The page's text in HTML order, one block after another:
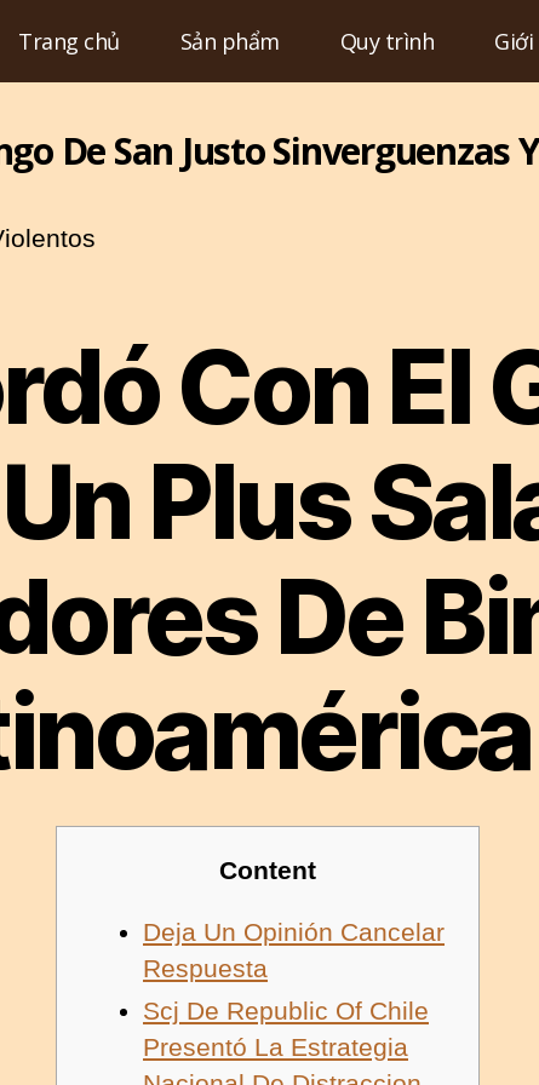
Trang chủ Sản phẩm Quy trình
Chuyên
mục
De San Justo Sinverguenzas
Con El
Plus
De
Content
Deja Un Opinión Cancelar
Respuesta
Scj De Republic Of Chile
Presentó La Estrategia